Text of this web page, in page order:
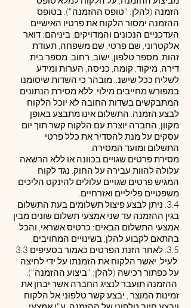
הזמנה (להלן: "טופס ההזמנה"). בטופס
ההזמנה ימסור הלקוח את פרטיו האישיים
העדכניים הנכונים והמדויקים, ביניהם: דואר
אלקטרוני, שם פרטי, שם משפחה, תעודת
זהות, מספר טלפון, ישוב, רחוב, מספר בית,
דירה, מיקוד, קומה, כניסה, הערות ומידע
לשליח ככל שישנ.. מובהר כי השדות שיסומנו
במפורש מחייבים מילוי. ללא מסירת הנתונים
המתבקשים בשדות החובה לא יוכל הלקוח
לבצע הזמנה. התשלום אינו מתבצע באופן
מקוון, החברה יוצרת עם הלקוח קשר תוך יום
עסקים על מנת להסדיר את כלל פרטי
התשלום ומועד המסירה.
מסירת פרטים שגויים בכוונה או ללא הרשאה
עלולה להוות עבירה על החוק. נגד לקוח
המגיש פרטים שגויים עלולים להינקט הליכים
משפטיים פליליים ואזרחיים.
3.4. ניתן לבצע פיצול תשלומים בעת התשלום
בגין ההזמנה עד שני אמצעי תשלום שונים מבין
אמצעי התשלום הבאים: כרטיס אשראי, והכל
בהתאם לקבוע להלן, בשינויים המחויבים.
3.5. לאחר הזנת הפרטים כאמור בסעיפים ‎3.3
לעיל, יאשר הלקוח את הזמנתו על ידי לחיצה
על כפתור רכישה (להלן: "ביצוע ההזמנה").
ההזמנה תועבר לנציג החברה אשר יבחן את
זמינות המוצר , יבצע קשר טלפוני אל הלקוח